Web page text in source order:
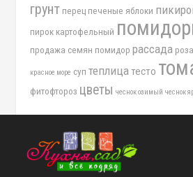
грунт перец печеные яблоки
пирок картофельный
продажа семян помидор рассада роза
красное море суп теплицатесто
фитофтороз цветы чеснок озимый чеснок